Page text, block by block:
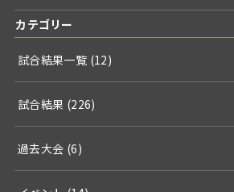
カテゴリー
試合結果一覧 (12)
試合結果 (226)
過去大会 (6)